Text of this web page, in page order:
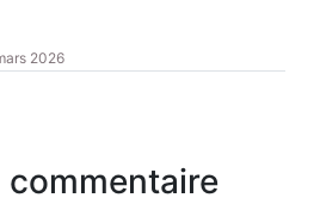
2026
commentaire